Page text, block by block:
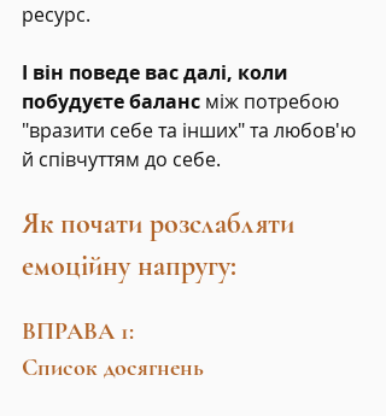
ресурс.
І він поведе вас далі, коли
побудуєте баланс між потребою
"вразити себе та інших" та любов'ю
й співчуттям до себе.
Як почати розслабляти
емоційну напругу:
ВПРАВА 1:
Список досягнень